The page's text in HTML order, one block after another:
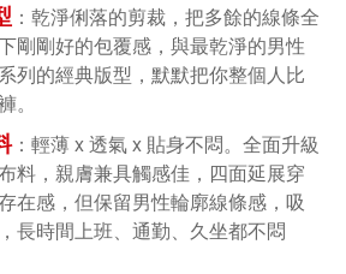
：乾淨俐落的剪裁，把多餘的線條全
剛剛好的包覆感，與最乾淨的男性
列的經典版型，默默把你整個人比
。
：輕薄 x 透氣 x 貼身不悶。全面升級
料，親膚兼具觸感佳，四面延展穿
在感，但保留男性輪廓線條感，吸
長時間上班、通勤、久坐都不悶